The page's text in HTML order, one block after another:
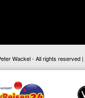
Wackel - All rights reserved |